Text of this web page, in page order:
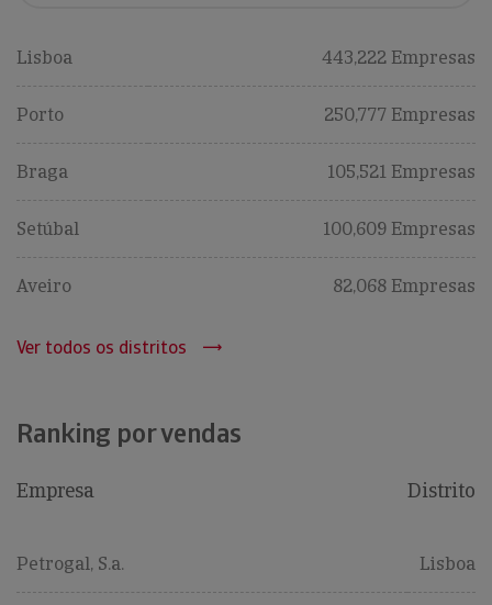
Lisboa 443,222 Empresas
Porto 250,777 Empresas
Braga 105,521 Empresas
Setúbal 100,609 Empresas
Aveiro 82,068 Empresas
Ver todos os distritos
Ranking por vendas
Empresa Distrito
Petrogal, S.a. Lisboa